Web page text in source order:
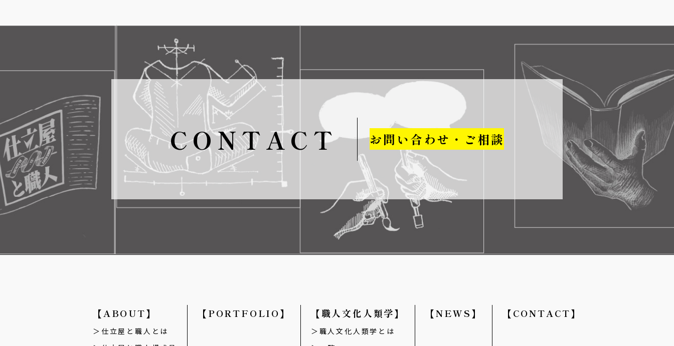
CONTACT お問い合わせ・ご相談
【ABOUT】
仕立屋と職人とは
【PORTFOLIO】 【職人文化人類学】
職人文化人類学とは
【NEWS】 【CONTACT】